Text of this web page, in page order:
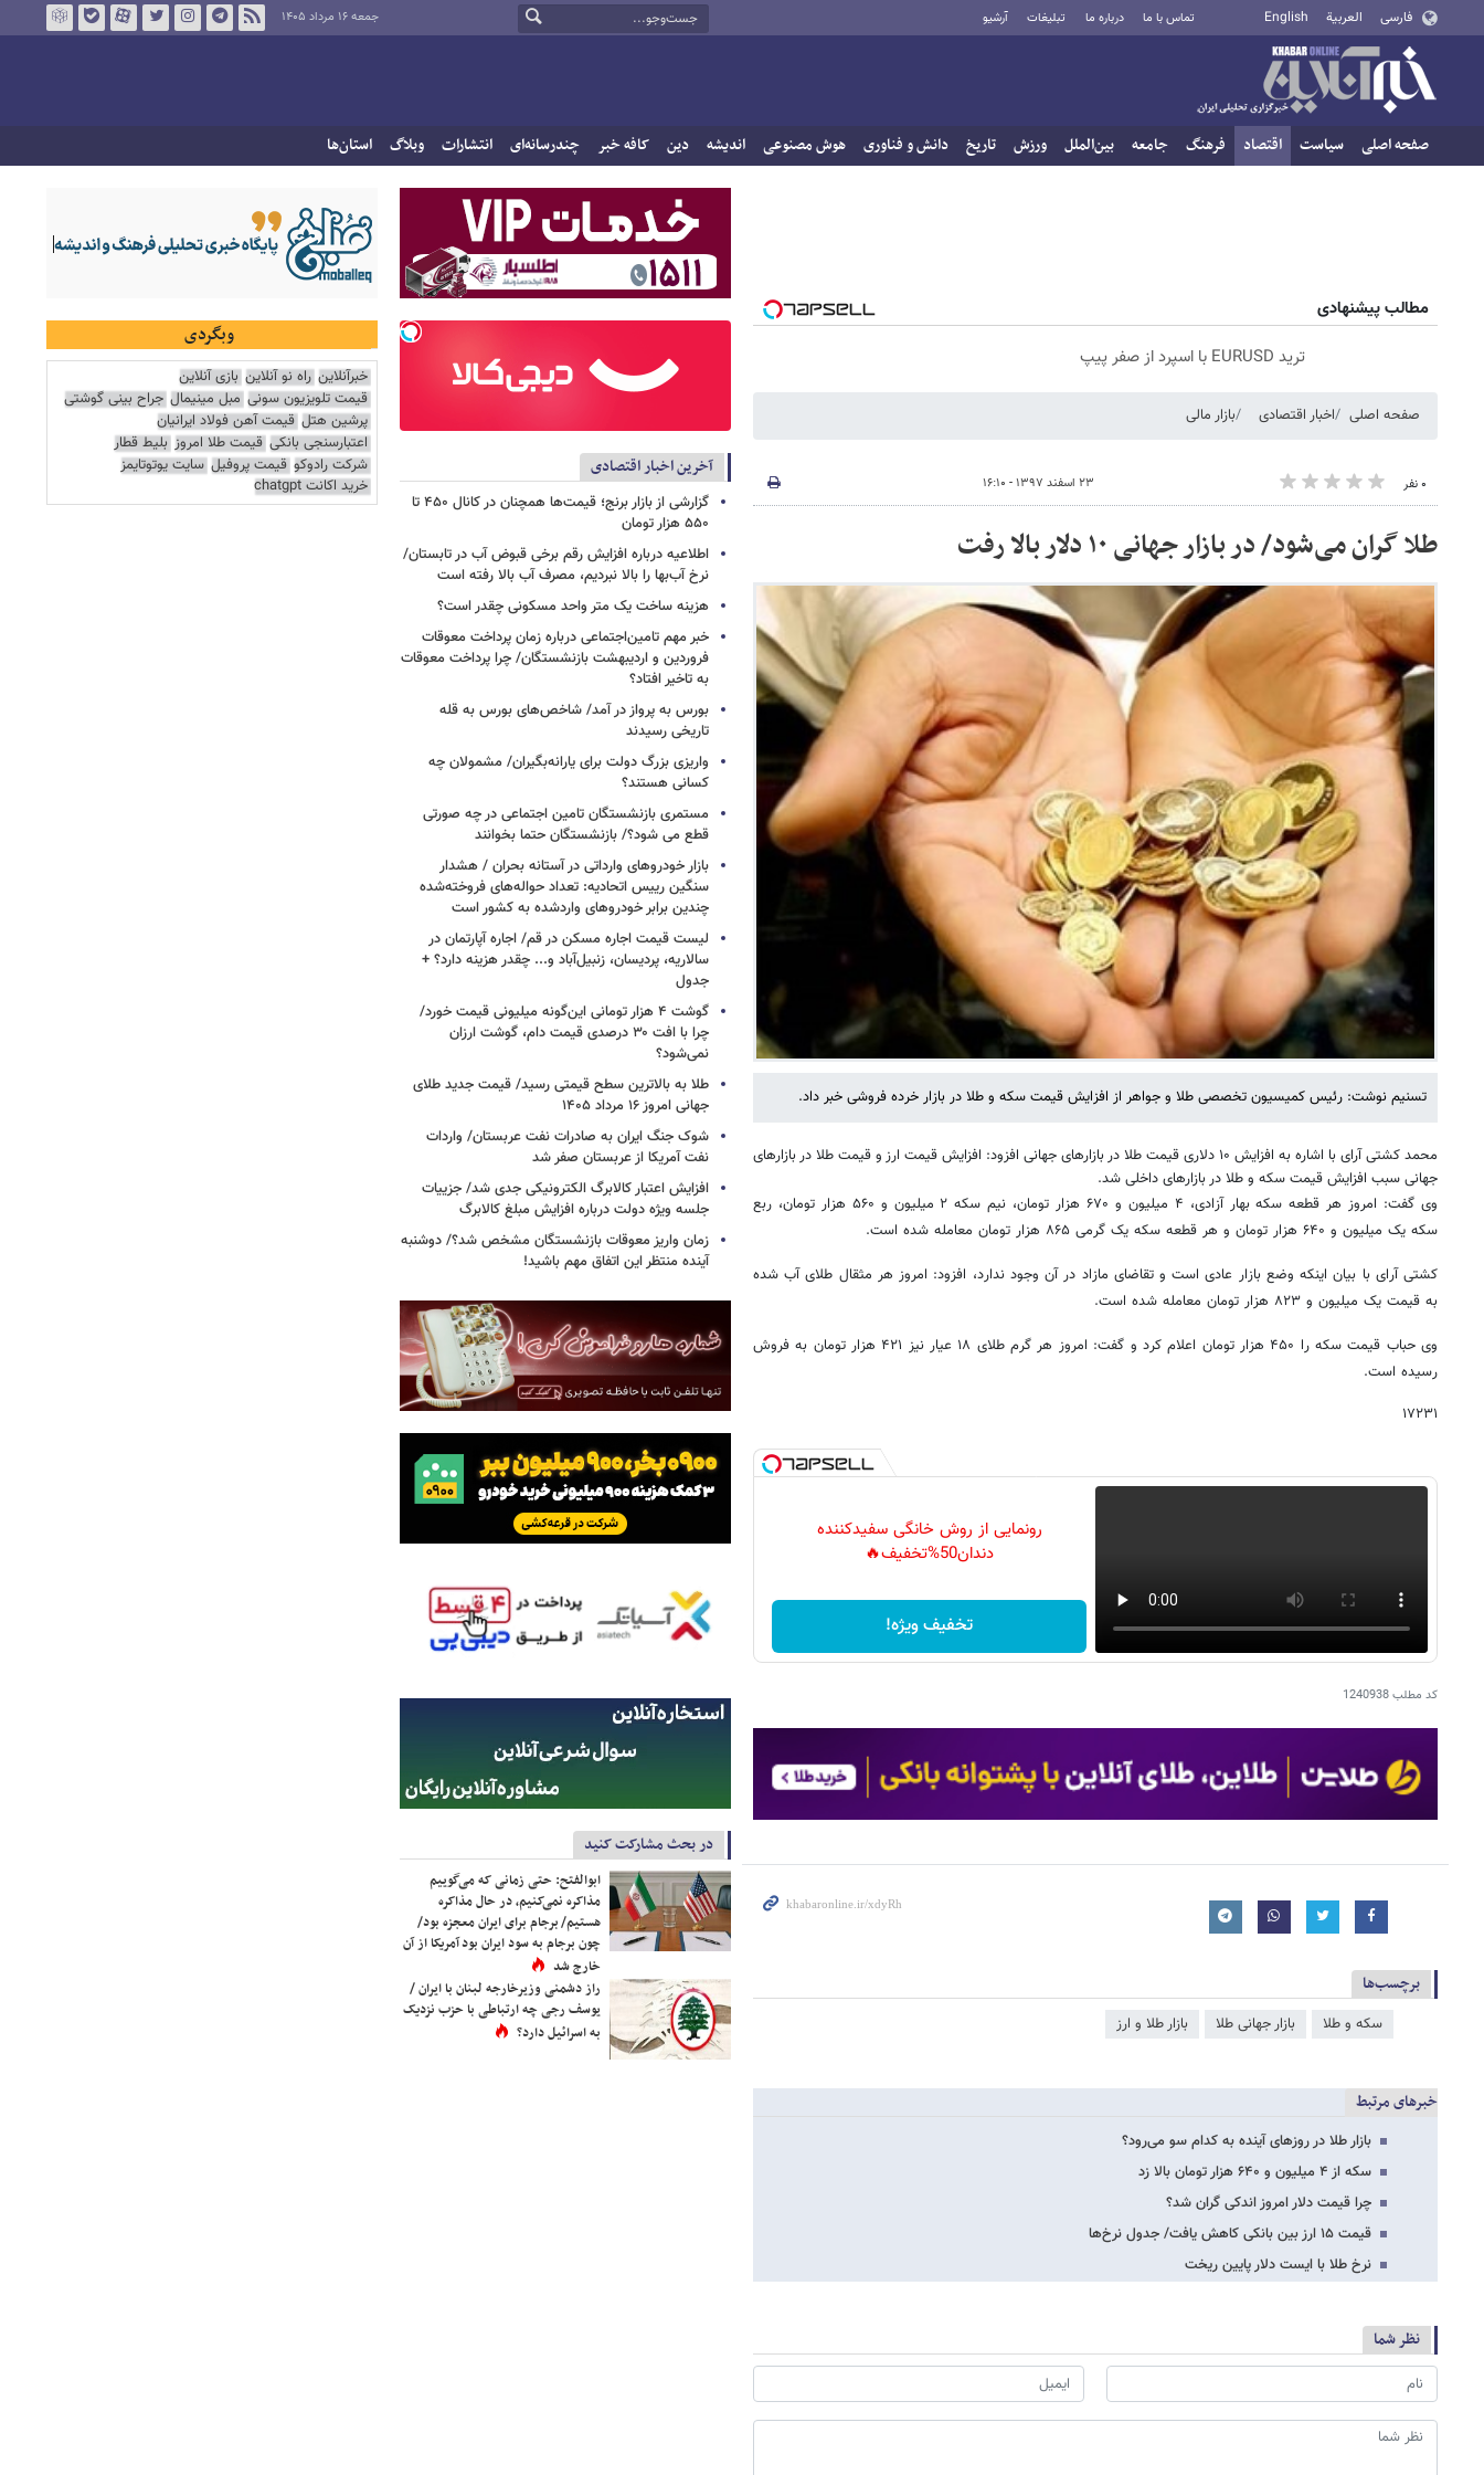
فارسی العربية English تماس با ما درباره ما تبلیغات آرشیو جمعه ۱۶ مرداد ۱۴۰۵
صفحه اصلی سیاست اقتصاد فرهنگ جامعه بین‌الملل ورزش تاریخ دانش و فناوری هوش مصنوعی اندیشه دین کافه خبر چندرسانه‌ای انتشارات وبلاگ استان‌ها
مطالب پیشنهادی
ترید EURUSD با اسپرد از صفر پیپ
صفحه اصلی اخبار اقتصادی بازار مالی
۰ نفر ۲۳ اسفند ۱۳۹۷ - ۱۶:۱۰
طلا گران می‌شود/ در بازار جهانی ۱۰ دلار بالا رفت
تسنیم نوشت: رئیس کمیسیون تخصصی طلا و جواهر از افزایش قیمت سکه و طلا در بازار خرده فروشی خبر داد.
محمد کشتی آرای با اشاره به افزایش ۱۰ دلاری قیمت طلا در بازارهای جهانی افزود: افزایش قیمت ارز و قیمت طلا در بازارهای
جهانی سبب افزایش قیمت سکه و طلا در بازارهای داخلی شد.
وی گفت: امروز هر قطعه سکه بهار آزادی، ۴ میلیون و ۶۷۰ هزار تومان، نیم سکه ۲ میلیون و ۵۶۰ هزار تومان، ربع
سکه یک میلیون و ۶۴۰ هزار تومان و هر قطعه سکه یک گرمی ۸۶۵ هزار تومان معامله شده است.
کشتی آرای با بیان اینکه وضع بازار عادی است و تقاضای مازاد در آن وجود ندارد، افزود: امروز هر مثقال طلای آب شده
به قیمت یک میلیون و ۸۲۳ هزار تومان معامله شده است.
وی حباب قیمت سکه را ۴۵۰ هزار تومان اعلام کرد و گفت: امروز هر گرم طلای ۱۸ عیار نیز ۴۲۱ هزار تومان به فروش
رسیده است.
۱۷۲۳۱
رونمایی از روش خانگی سفیدکننده
دندان50%تخفیف🔥
تخفیف ویژه!
کد مطلب1240938
برچسب‌ها
سکه و طلا بازار جهانی طلا بازار طلا و ارز
خبرهای مرتبط
بازار طلا در روزهای آینده به کدام سو می‌رود؟
سکه از ۴ میلیون و ۶۴۰ هزار تومان بالا زد
چرا قیمت دلار امروز اندکی گران شد؟
قیمت ۱۵ ارز بین بانکی کاهش یافت/ جدول نرخ‌ها
نرخ طلا با ایست دلار پایین ریخت
نظر شما
آخرین اخبار اقتصادی
گزارشی از بازار برنج؛ قیمت‌ها همچنان در کانال ۴۵۰ تا
۵۵۰ هزار تومان
اطلاعیه درباره افزایش رقم برخی قبوض آب در تابستان/
نرخ آب‌بها را بالا نبردیم، مصرف آب بالا رفته است
هزینه ساخت یک متر واحد مسکونی چقدر است؟
خبر مهم تامین‌اجتماعی درباره زمان پرداخت معوقات
فروردین و اردیبهشت بازنشستگان/ چرا پرداخت معوقات
به تاخیر افتاد؟
بورس به پرواز در آمد/ شاخص‌های بورس به قله
تاریخی رسیدند
واریزی بزرگ دولت برای یارانه‌بگیران/ مشمولان چه
کسانی هستند؟
مستمری بازنشستگان تامین اجتماعی در چه صورتی
قطع می شود؟/ بازنشستگان حتما بخوانند
بازار خودروهای وارداتی در آستانه بحران / هشدار
سنگین رییس اتحادیه: تعداد حواله‌های فروخته‌شده
چندین برابر خودروهای واردشده به کشور است
لیست قیمت اجاره مسکن در قم/ اجاره آپارتمان در
سالاریه، پردیسان، زنبیل‌آباد و... چقدر هزینه دارد؟ +
جدول
گوشت ۴ هزار تومانی این‌گونه میلیونی قیمت خورد/
چرا با افت ۳۰ درصدی قیمت دام، گوشت ارزان
نمی‌شود؟
طلا به بالاترین سطح قیمتی رسید/ قیمت جدید طلای
جهانی امروز ۱۶ مرداد ۱۴۰۵
شوک جنگ ایران به صادرات نفت عربستان/ واردات
نفت آمریکا از عربستان صفر شد
افزایش اعتبار کالابرگ الکترونیکی جدی شد/ جزییات
جلسه ویژه دولت درباره افزایش مبلغ کالابرگ
زمان واریز معوقات بازنشستگان مشخص شد؟/ دوشنبه
آینده منتظر این اتفاق مهم باشید!
در بحث مشارکت کنید
ابوالفتح: حتی زمانی که می‌گوییم
مذاکره نمی‌کنیم، در حال مذاکره
هستیم/ برجام برای ایران معجزه بود/
چون برجام به سود ایران بود آمریکا از آن
خارج شد
راز دشمنی وزیرخارجه لبنان با ایران /
یوسف رجی چه ارتباطی با حزب نزدیک
به اسرائیل دارد؟
وبگردی
خبرآنلاین راه نو آنلاین بازی آنلاین
قیمت تلویزیون سونی مبل مینیمال جراح بینی گوشتی
پرشین هتل قیمت آهن فولاد ایرانیان
اعتبارسنجی بانکی قیمت طلا امروز بلیط قطار
شرکت رادوکو قیمت پروفیل سایت یوتوتایمز
خرید اکانت chatgpt